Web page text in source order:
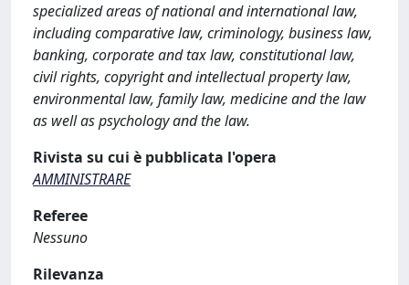
specialized areas of national and international law,
including comparative law, criminology, business law,
banking, corporate and tax law, constitutional law,
civil rights, copyright and intellectual property law,
environmental law, family law, medicine and the law
as well as psychology and the law.
Rivista su cui è pubblicata l'opera
AMMINISTRARE
Referee
Nessuno
Rilevanza